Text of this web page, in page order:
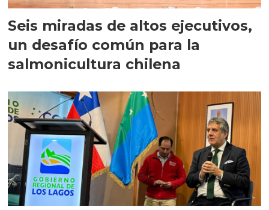
Seis miradas de altos ejecutivos,
un desafío común para la
salmonicultura chilena